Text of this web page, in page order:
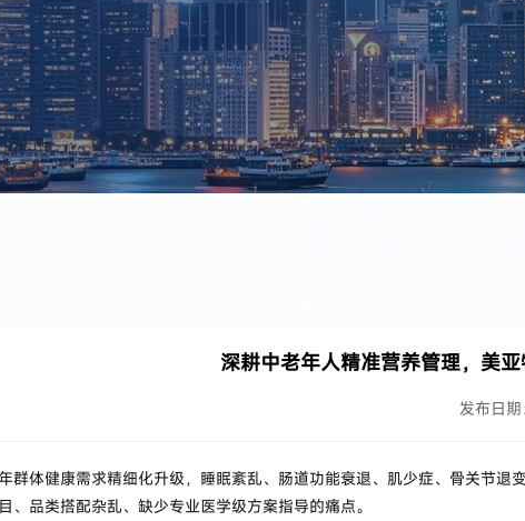
深耕中老年人精准营养管理，美
发布日
群体健康需求精细化升级，睡眠紊乱、肠道功能衰退、肌少症、骨关节
、品类搭配杂乱、缺少专业医学级方案指导的痛点。